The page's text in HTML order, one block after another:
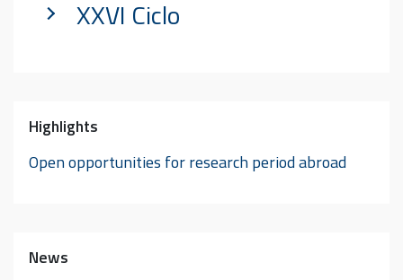
XXVI Ciclo
Highlights
Open opportunities for research period abroad
News